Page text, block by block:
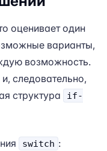
оценивает один
варианты,
возможность.
следовательно,
структура
if-
switch :